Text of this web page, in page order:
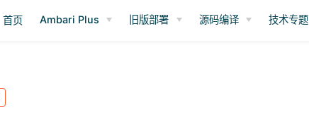
首页 Ambari Plus 旧版部署 源码编译 技术专题